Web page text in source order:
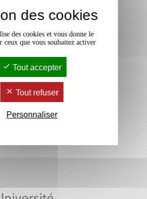
Non
des cookies
des cookies et vous donne le
ceux que vous souhaitez activer
Tout accepter
Tout refuser
Personnaliser